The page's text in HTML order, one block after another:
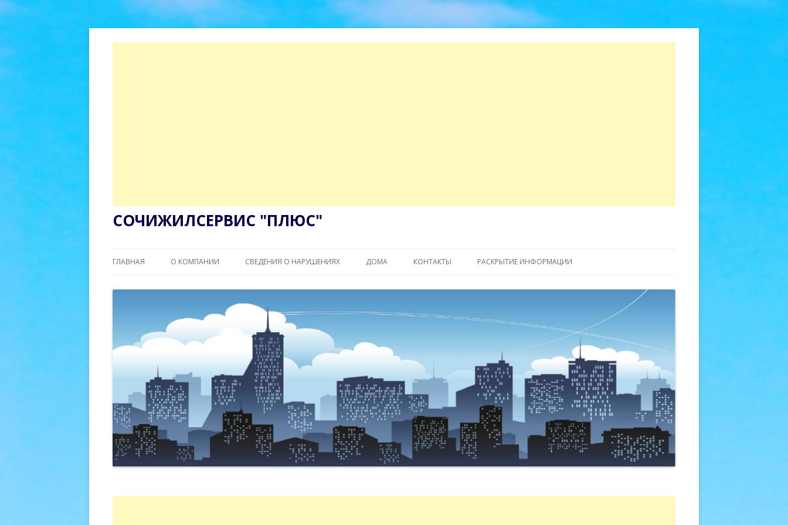
СОЧИЖИЛСЕРВИС "ПЛЮС"
ГЛАВНАЯ О КОМПАНИИ СВЕДЕНИЯ О НАРУШЕНИЯХ ДОМА
ДОМА, УПРАВЛЕНИЕ КОТОРЫМИ
ДОМА, УПРАВЛЕНИЕ КОТОРЫМИ
ООО «СОЧИЖИЛСЕРВИС»
ПРЕКРАЩЕНО
ПАРАЛЛЕЛЬНАЯ, Д. 9, ЛИТЕР 1
ПАРАЛЛЕЛЬНАЯ, Д. 9 ЛИТЕР 2
ПАРАЛЛЕЛЬНАЯ, Д. 9 ЛИТЕР 3
ПАРАЛЛЕЛЬНАЯ, Д. 9 ЛИТЕР 4
ПАРАЛЛЕЛЬНАЯ, Д. ЛИТЕР 5
КОНТАКТЫ РАСКРЫТИЕ ИНФОРМАЦИИ